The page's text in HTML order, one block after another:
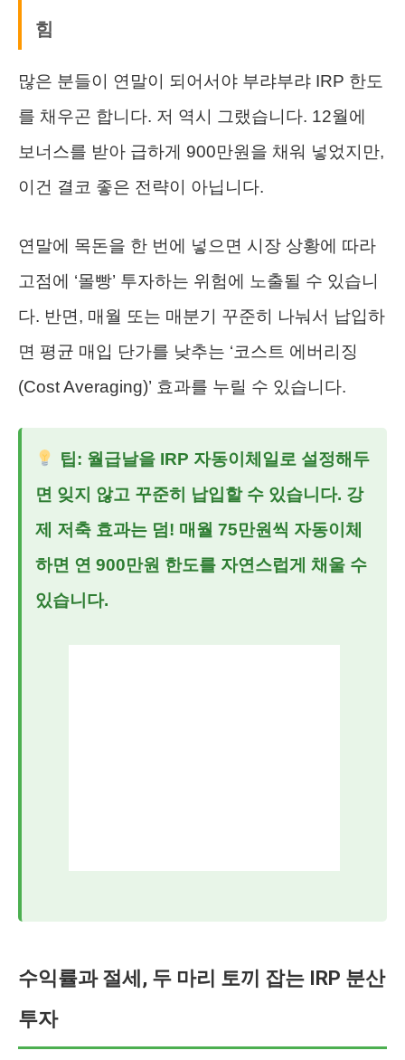
힘
많은 분들이 연말이 되어서야 부랴부랴 IRP 한도
를 채우곤 합니다. 저 역시 그랬습니다. 12월에
보너스를 받아 급하게 900만원을 채워 넣었지만,
이건 결코 좋은 전략이 아닙니다.
연말에 목돈을 한 번에 넣으면 시장 상황에 따라
고점에 ‘몰빵’ 투자하는 위험에 노출될 수 있습니
다. 반면, 매월 또는 매분기 꾸준히 나눠서 납입하
면 평균 매입 단가를 낮추는 ‘코스트 에버리징
(Cost Averaging)’ 효과를 누릴 수 있습니다.
팁: 월급날을 IRP 자동이체일로 설정해두
면 잊지 않고 꾸준히 납입할 수 있습니다. 강
제 저축 효과는 덤! 매월 75만원씩 자동이체
하면 연 900만원 한도를 자연스럽게 채울 수
있습니다.
수익률과 절세, 두 마리 토끼 잡는 IRP 분산
투자